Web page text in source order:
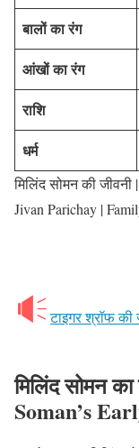
बालों का रंग
आंखों का रंग
राशि
धर्म
मिलिंद सोमन की
Jivan Parichay |
टाइगर श्रॉफ की
मिलिंद सोमन
Soman’s